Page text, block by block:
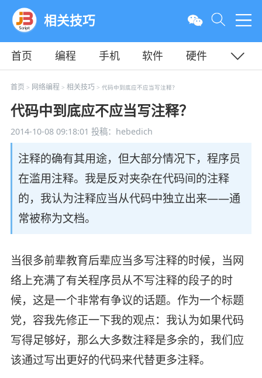
相关技巧
首页 编程 手机 软件
硬件
教程
平面 服务器
首页 > 网络编程 > 相关技巧 > 代码中到底应不应当写注释？
代码中到底应不应当写注释？
2014-10-08 09:18:01 投稿：hebedich
注释的确有其用途，但大部分情况下，程序员
在滥用注释。我是反对夹杂在代码间的注释
的，我认为注释应当从代码中独立出来——通
常被称为文档。
当很多前辈教育后辈应当多写注释的时候，当网
络上充满了有关程序员从不写注释的段子的时
候，这是一个非常有争议的话题。作为一个标题
党，容我先修正一下我的观点：我认为如果代码
写得足够好，那么大多数注释是多余的，我们应
该通过写出更好的代码来代替更多注释。